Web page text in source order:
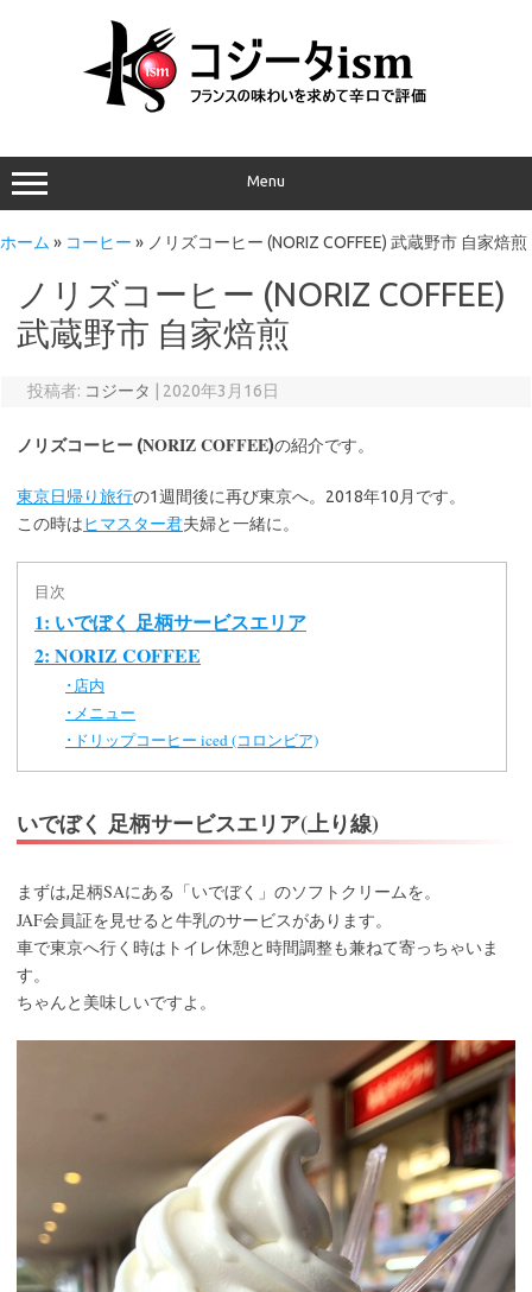
Menu
ホーム » コーヒー » ノリズコーヒー (NORIZ COFFEE) 武蔵野市 自家焙煎
ノリズコーヒー (NORIZ COFFEE)
武蔵野市 自家焙煎
投稿者: コジータ 2020年3月16日
ノリズコーヒー (NORIZ COFFEE)の紹介です。
東京日帰り旅行の1週間後に再び東京へ。2018年10月です。
この時はヒマスター君夫婦と一緒に。
目次
1: いでぼく 足柄サービスエリア
2: NORIZ COFFEE
･ 店内
･ メニュー
･ ドリップコーヒー iced (コロンビア)
いでぼく 足柄サービスエリア(上り線)
まずは,足柄SAにある「いでぼく」のソフトクリームを。
JAF会員証を見せると牛乳のサービスがあります。
車で東京へ行く時はトイレ休憩と時間調整も兼ねて寄っちゃいま
す。
ちゃんと美味しいですよ。